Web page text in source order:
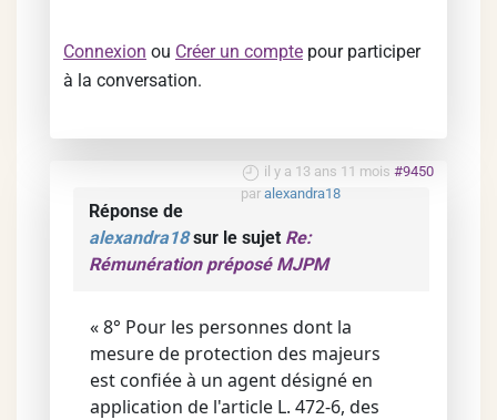
Connexion ou Créer un compte pour participer
à la conversation.
il y a 13 ans 11 mois #9450
par alexandra18
Réponse de
alexandra18sur le sujet Re:
Rémunération préposé MJPM
« 8° Pour les personnes dont la
mesure de protection des majeurs
est confiée à un agent désigné en
application de l'article L. 472-6, des